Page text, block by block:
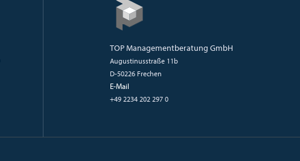
TOP Managementberatung GmbH
Augustinusstraße 11b
D-50226 Frechen
E-Mail
+49 2234 202 297 0